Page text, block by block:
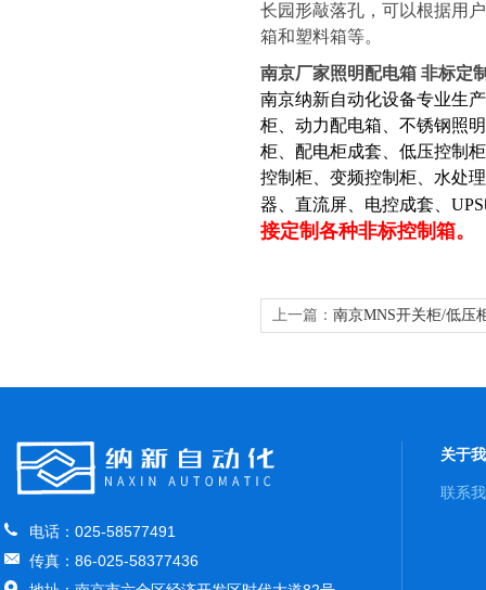
长园形敲落孔，可以根据用
箱和塑料箱等。
南京厂家照明配电箱 非标定
南京纳新自动化设备专业生
柜、动力配电箱、不锈钢照
柜、配电柜成套、低压控制
控制柜、变频控制柜、水处
器、直流屏、电控成套、
接定制各种非标控制箱。
上一篇： 南京MNS开关柜/低压
电话：025-58577491
传真：86-025-58377436
关于
联系